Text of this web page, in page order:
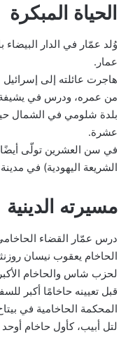
الحياة المبكرة
وُلد عمّار في الدار البيضاء
عمار.
من عمره، ودرس في يشيفة
بلدة شلومي في الشمال
عشرة.
في سن العشرين تولّى
الشريعة اليهودية) في مدينة
مسيرته الدينية
درس عمّار القضاء
الحاخام يعقوب نيسان
لحزب شاس والحاخام
قبل تعيينه حاخامًا أكبر
لتل أبيب، كأول حاخام أوحد